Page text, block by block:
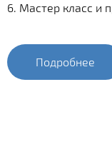
6. Мастер класс и
Подробнее